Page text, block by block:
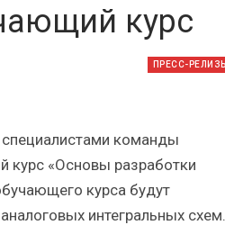
курс
ПРЕСС-РЕЛИЗЫ
команды
курс «Основы разработки
курса будут
интегральных схем.
Отрасль ИБП в депрессии?
Часть II.